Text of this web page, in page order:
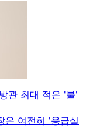
관 최대 적은 '불'
은 여전히 '응급실